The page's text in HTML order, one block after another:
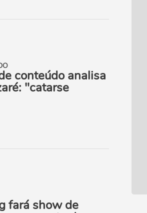
conteúdo analisa
"catarse
fará show de